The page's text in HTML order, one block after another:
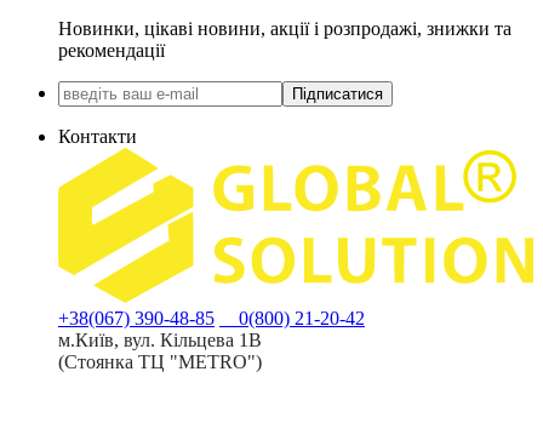
Новинки, цікаві новини, акції і розпродажі, знижки та
рекомендації
Підписатися
Контакти
+38(067) 390-48-85
0(800) 21-20-42
м.Київ, вул. Кільцева 1В
(Стоянка ТЦ "METRO")